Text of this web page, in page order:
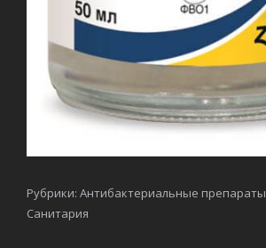
Рубрики: Антибактериальные препараты
Санитария